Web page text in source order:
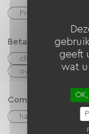
Privé, omheind
Betaalmethoden
checks Geld
overdracht
Comfort
haard
geeft
wat